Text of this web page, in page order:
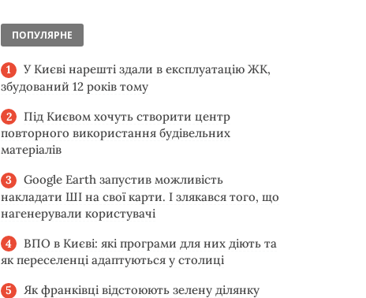
ПОПУЛЯРНЕ
У Києві нарешті здали в експлуатацію ЖК,
збудований 12 років тому
Під Києвом хочуть створити центр
повторного використання будівельних
матеріалів
Google Earth запустив можливість
накладати ШІ на свої карти. І злякався того, що
нагенерували користувачі
ВПО в Києві: які програми для них діють та
як переселенці адаптуються у столиці
Як франківці відстоюють зелену ділянку